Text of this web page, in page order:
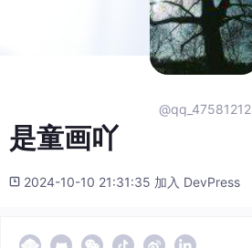
@qq_47581212
是童画吖
2024-10-10 21:31:35 加入 DevPress